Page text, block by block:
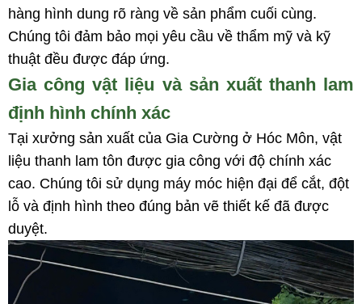
hàng hình dung rõ ràng về sản phẩm cuối cùng.
Chúng tôi đảm bảo mọi yêu cầu về thẩm mỹ và kỹ
thuật đều được đáp ứng.
Gia công vật liệu và sản xuất thanh lam
định hình chính xác
Tại xưởng sản xuất của Gia Cường ở Hóc Môn, vật
liệu thanh lam tôn được gia công với độ chính xác
cao. Chúng tôi sử dụng máy móc hiện đại để cắt, đột
lỗ và định hình theo đúng bản vẽ thiết kế đã được
duyệt.